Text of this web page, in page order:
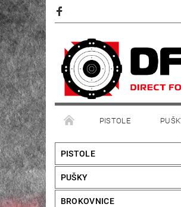
PISTOLE
PISTOLE
PUŠKY
BROKOVNICE